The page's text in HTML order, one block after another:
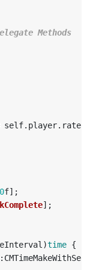
self. player. rate
0f];
];
)time {
: